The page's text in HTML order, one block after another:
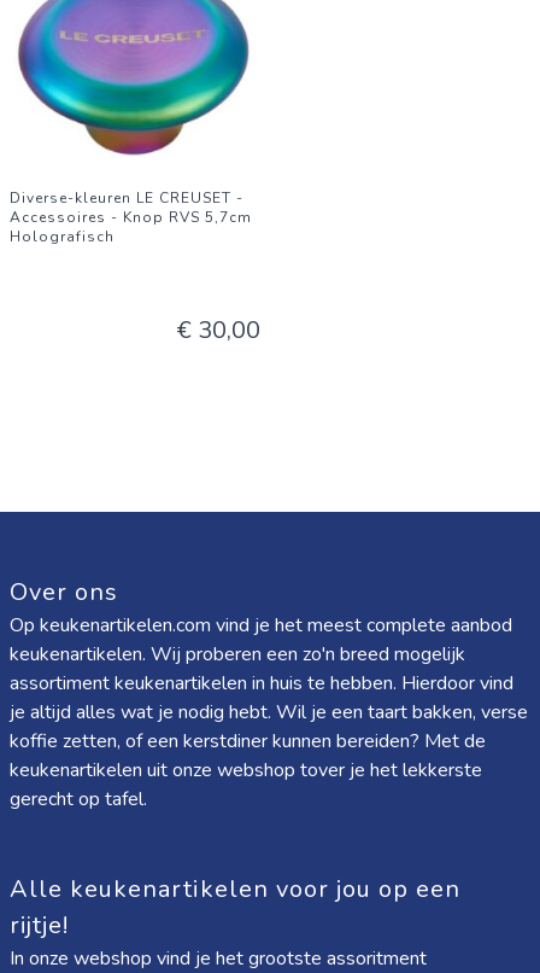
Diverse-kleuren LE CREUSET -
Accessoires - Knop RVS 5,7cm
Holografisch
€ 30,00
Over ons
Op keukenartikelen.com vind je het meest complete aanbod
keukenartikelen. Wij proberen een zo'n breed mogelijk
assortiment keukenartikelen in huis te hebben. Hierdoor vind
je altijd alles wat je nodig hebt. Wil je een taart bakken, verse
koffie zetten, of een kerstdiner kunnen bereiden? Met de
keukenartikelen uit onze webshop tover je het lekkerste
gerecht op tafel.
Alle keukenartikelen voor jou op een
rijtje!
In onze webshop vind je het grootste assoritment